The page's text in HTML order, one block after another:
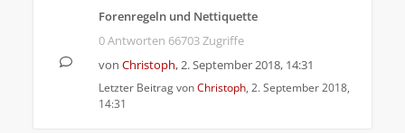
Forenregeln und Nettiquette
0 Antworten 66703 Zugriffe
von Christoph,2. September 2018, 14:31
Letzter Beitrag vonChristoph, 2. September 2018,
14:31